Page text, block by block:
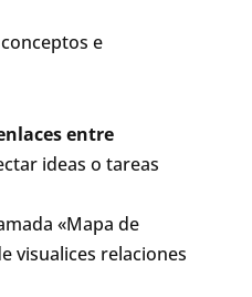
e
entre
ideas o tareas
«Mapa de
visualices relaciones